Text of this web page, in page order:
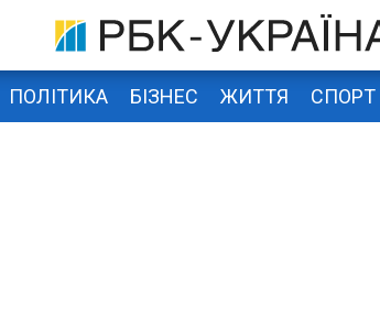
ПОЛІТИКА БІЗНЕС ЖИТТЯ СПОРТ